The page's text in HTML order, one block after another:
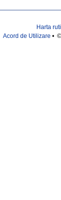
Harta
Acord de Utilizare •